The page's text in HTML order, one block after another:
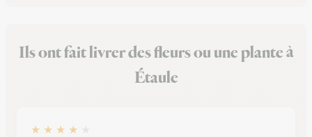
Ils ont fait livrer des fleurs ou une plante à
Étaule
★ ★ ★ ★